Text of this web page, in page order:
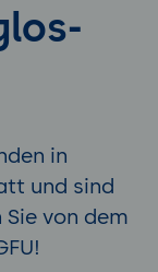
in
und sind
von dem